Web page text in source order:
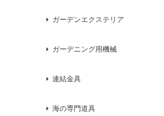
ガーデンエクステリア
ガーデニング用機械
連結金具
海の専門道具